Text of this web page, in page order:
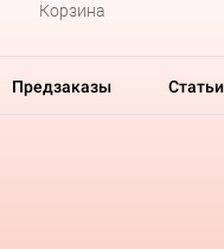
Корзина
Предзаказы Статьи